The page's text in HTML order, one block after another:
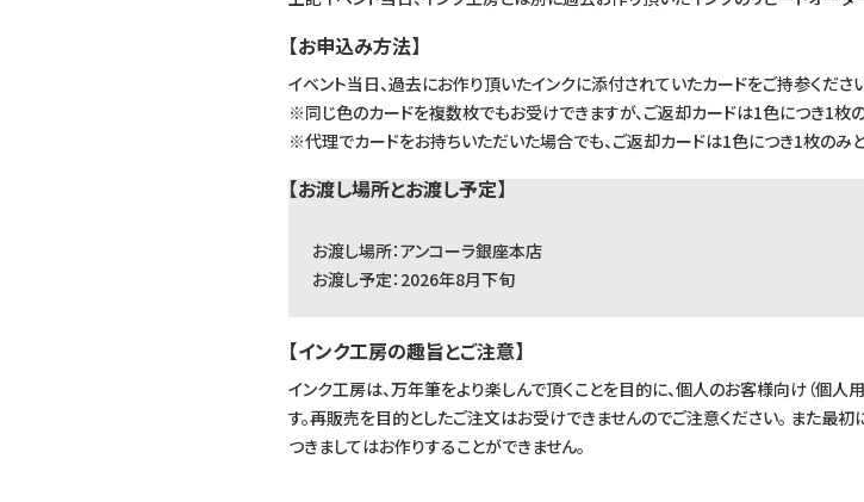
【お申込み方法】
イベント当日、過去にお作り頂いたインクに添付されていたカードをご持参ください
※同じ色のカードを複数枚でもお受けできますが、ご返却カードは1色につき1枚の
※代理でカードをお持ちいただいた場合でも、ご返却カードは1色につき1枚のみと
【お渡し場所とお渡し予定】
お渡し場所：アンコーラ銀座本店
お渡し予定：2026年8月下旬
【インク工房の趣旨とご注意】
インク工房は、万年筆をより楽しんで頂くことを目的に、個人のお客様向け（個
す。再販売を目的としたご注文はお受けできませんのでご注意ください。 また最
つきましてはお作りすることができません。